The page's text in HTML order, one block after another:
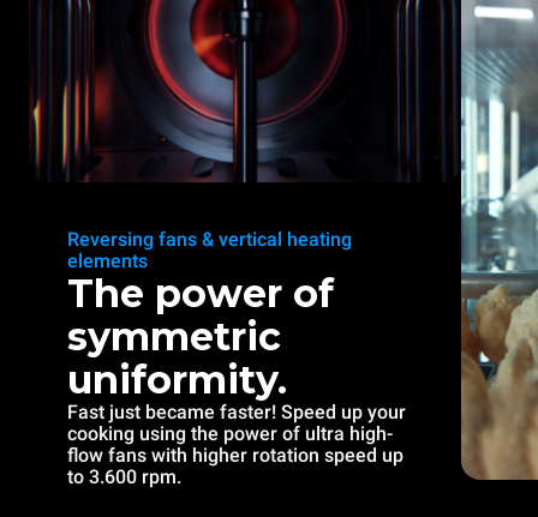
Reversing fans & vertical heating
elements
The power of
symmetric
uniformity.
Fast just became faster! Speed up your
cooking using the power of ultra high-
flow fans with higher rotation speed up
to 3.600 rpm.